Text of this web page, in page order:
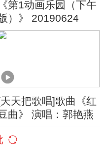
《第1动画乐园（下午
）》 20190624
天把歌唱]歌曲《红
曲》 演唱：郭艳燕